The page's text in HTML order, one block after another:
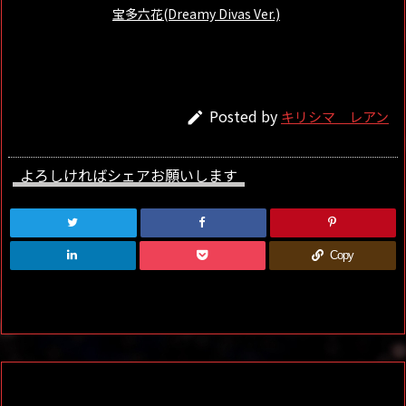
宝多六花(Dreamy Divas Ver.)
 Posted by キリシマ レアン
よろしければシェアお願いします
Copy